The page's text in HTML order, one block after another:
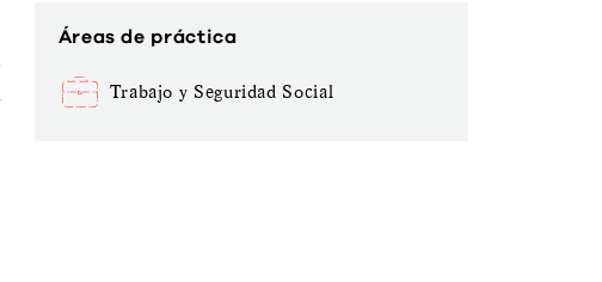
Áreas de práctica
Trabajo y Seguridad Social